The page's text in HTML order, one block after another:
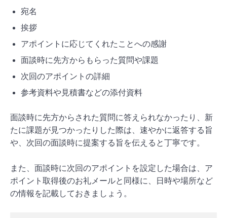
宛名
挨拶
アポイントに応じてくれたことへの感謝
面談時に先方からもらった質問や課題
次回のアポイントの詳細
参考資料や見積書などの添付資料
面談時に先方からされた質問に答えられなかったり、新
たに課題が見つかったりした際は、速やかに返答する旨
や、次回の面談時に提案する旨を伝えると丁寧です。
また、面談時に次回のアポイントを設定した場合は、ア
ポイント取得後のお礼メールと同様に、日時や場所など
の情報を記載しておきましょう。